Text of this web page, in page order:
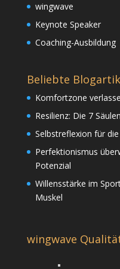
wingwave
Keynote Speaker
Coaching-Ausbildung
Beliebte
Komfortzone
Resilienz: Die 7
Selbstreflexion für
Perfektionismus
Potenzial
Willensstärke im
Muskel
wingwave